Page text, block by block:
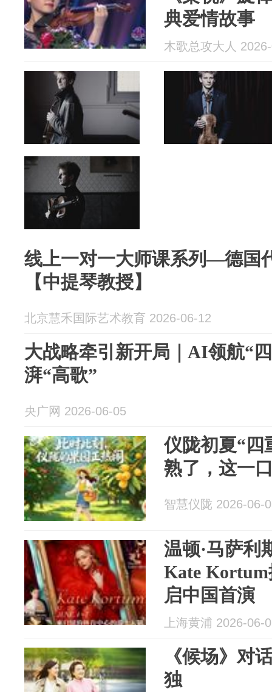
典爱情故事
木歌总攻大人
线上一对一大师课系列—德国
【中提琴教授】
北京慧禾国际艺术教育 2026-06-12
大战略牵引新开局｜AI领航“
湃“高歌”
央广网 2026-06-05
仪陇初夏“四
熟了，这一
智慧仪陇 2026-06-
温顿·马萨利
Kate
启中国首演
上海黄浦 2026-06-
《候场》对
独